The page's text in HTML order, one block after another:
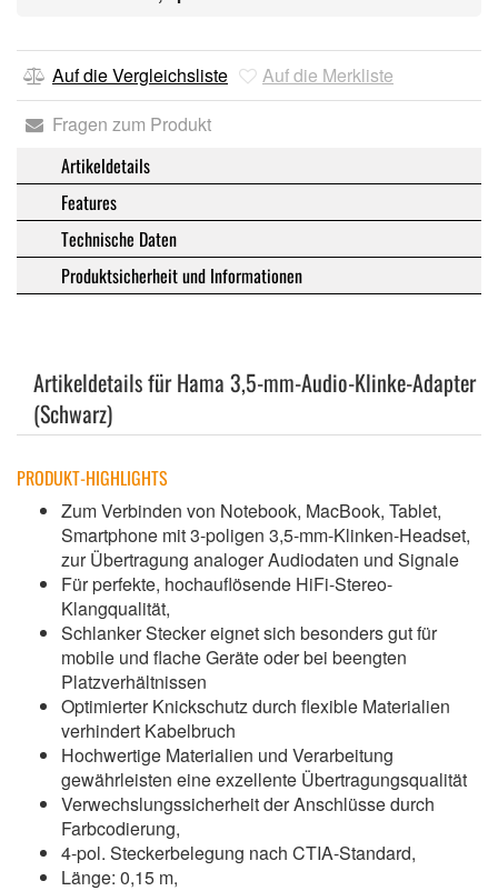
Auf die Vergleichsliste
Auf die Merkliste
Fragen zum Produkt
Artikeldetails
Features
Technische Daten
Produktsicherheit und Informationen
Artikeldetails für Hama 3,5-mm-Audio-Klinke-Adapter
(Schwarz)
PRODUKT-HIGHLIGHTS
Zum Verbinden von Notebook, MacBook, Tablet,
Smartphone mit 3-poligen 3,5-mm-Klinken-Headset,
zur Übertragung analoger Audiodaten und Signale
Für perfekte, hochauflösende HiFi-Stereo-
Klangqualität,
Schlanker Stecker eignet sich besonders gut für
mobile und flache Geräte oder bei beengten
Platzverhältnissen
Optimierter Knickschutz durch flexible Materialien
verhindert Kabelbruch
Hochwertige Materialien und Verarbeitung
gewährleisten eine exzellente Übertragungsqualität
Verwechslungssicherheit der Anschlüsse durch
Farbcodierung,
4-pol. Steckerbelegung nach CTIA-Standard,
Länge: 0,15 m,